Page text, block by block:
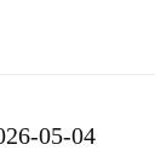
05-04